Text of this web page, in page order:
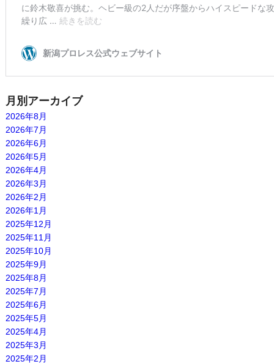
月別アーカイブ
2026年8月
2026年7月
2026年6月
2026年5月
2026年4月
2026年3月
2026年2月
2026年1月
2025年12月
2025年11月
2025年10月
2025年9月
2025年8月
2025年7月
2025年6月
2025年5月
2025年4月
2025年3月
2025年2月